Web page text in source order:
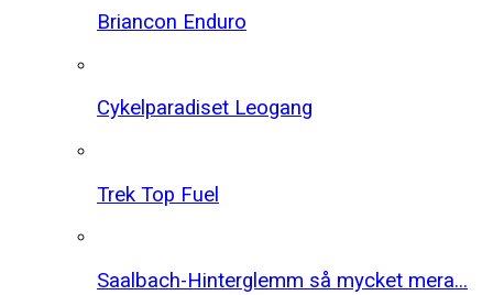
Briancon Enduro
Cykelparadiset Leogang
Trek Top Fuel
Saalbach-Hinterglemm så mycket mera...